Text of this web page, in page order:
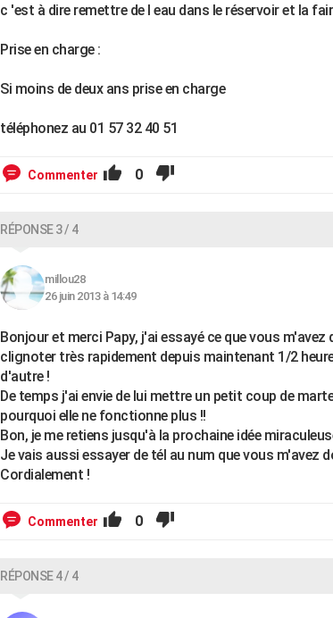
c 'est à dire remettre de l eau dans le réservoir et la
Prise en charge :
Si moins de deux ans prise en charge
téléphonez au 01 57 32 40 51
Commenter 0
RÉPONSE 3 / 4
millou28
26 juin 2013 à 14:49
Bonjour et merci Papy, j'ai essayé ce que vous
clignoter très rapidement depuis maintenant 1/2
d'autre !
De temps j'ai envie de lui mettre un petit coup de
pourquoi elle ne fonctionne plus !!
Bon, je me retiens jusqu'à la prochaine idée
Je vais aussi essayer de tél au num que vous m'avez
Cordialement !
Commenter 0
RÉPONSE 4 / 4